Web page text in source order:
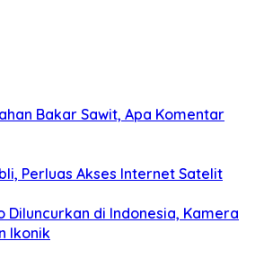
Bakar Sawit, Apa Komentar
Perluas Akses Internet Satelit
Diluncurkan di Indonesia, Kamera
Ikonik